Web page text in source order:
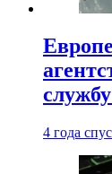
4 года